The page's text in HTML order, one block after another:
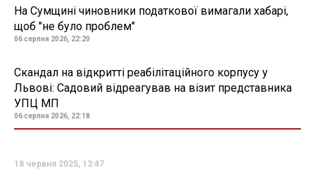
На Сумщині чиновники податкової вимагали хабарі,
щоб "не було проблем"
06 серпня 2026, 22:20
Скандал на відкритті реабілітаційного корпусу у
Львові: Садовий відреагував на візит представника
УПЦ МП
06 серпня 2026, 22:18
18 червня 2025, 13:47